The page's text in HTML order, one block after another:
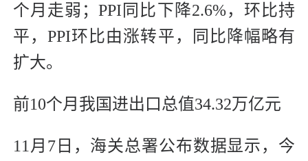
个月走弱；PPI同比下降2.6%，环比持
平，PPI环比由涨转平，同比降幅略有
扩大。
前10个月我国进出口总值34.32万亿元
11月7日，海关总署公布数据显示，今